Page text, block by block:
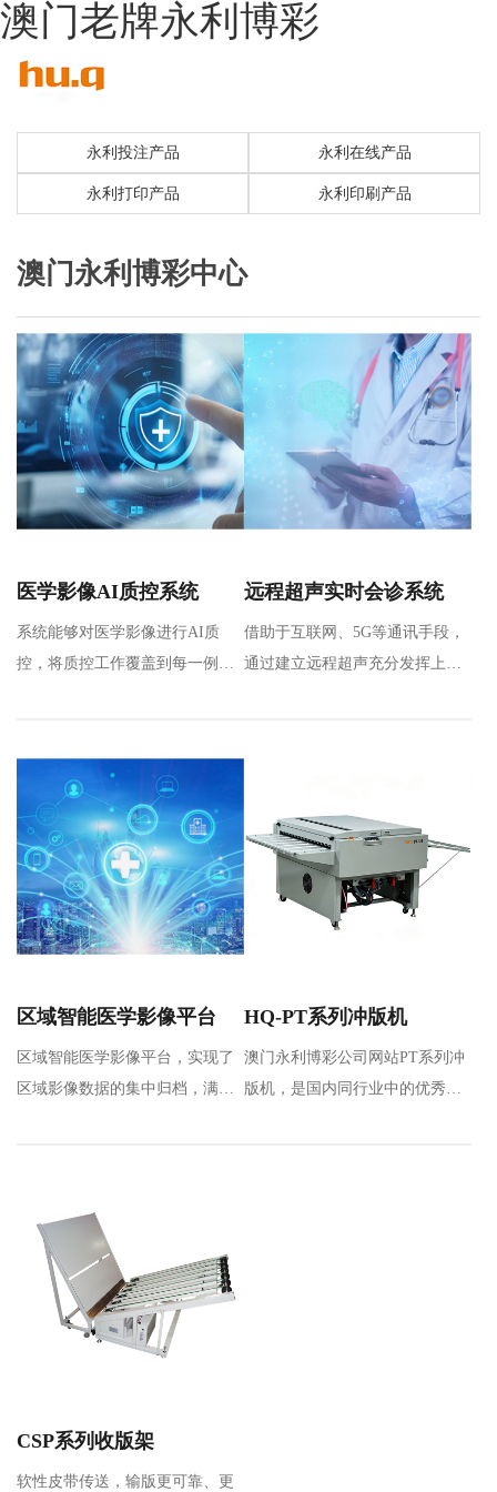
澳门老牌永利博彩
永利投注产品 永利在线产品
永利打印产品 永利印刷产品
澳门永利博彩中心
医学影像AI质控系统
系统能够对医学影像进行AI质
控，将质控工作覆盖到每一例影
远程超声实时会诊系统
借助于互联网、5G等通讯手段，
通过建立远程超声充分发挥上级
区域智能医学影像平台
区域智能医学影像平台，实现了
区域影像数据的集中归档，满足
HQ-PT系列冲版机
澳门永利博彩公司网站PT系列冲
版机，是国内同行业中的优秀品
CSP系列收版架
软性皮带传送，输版更可靠、更